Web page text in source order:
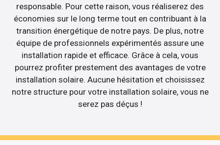
responsable. Pour cette raison, vous réaliserez des
économies sur le long terme tout en contribuant à la
transition énergétique de notre pays. De plus, notre
équipe de professionnels expérimentés assure une
installation rapide et efficace. Grâce à cela, vous
pourrez profiter prestement des avantages de votre
installation solaire. Aucune hésitation et choisissez
notre structure pour votre installation solaire, vous ne
serez pas déçus !